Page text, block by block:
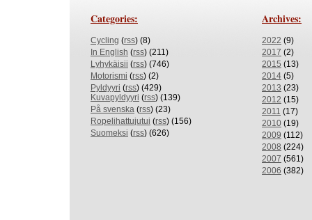
Categories:
Cycling (rss) (8)
In English (rss) (211)
Lyhykäisii (rss) (746)
Motorismi (rss) (2)
Pyldyyri (rss) (429)
Kuvapyldyyri (rss) (139)
På svenska (rss) (23)
Ropelihattujutui (rss) (156)
Suomeksi (rss) (626)
Archives:
2022 (9)
2017 (2)
2015 (13)
2014 (5)
2013 (23)
2012 (15)
2011 (17)
2010 (19)
2009 (112)
2008 (224)
2007 (561)
2006 (382)